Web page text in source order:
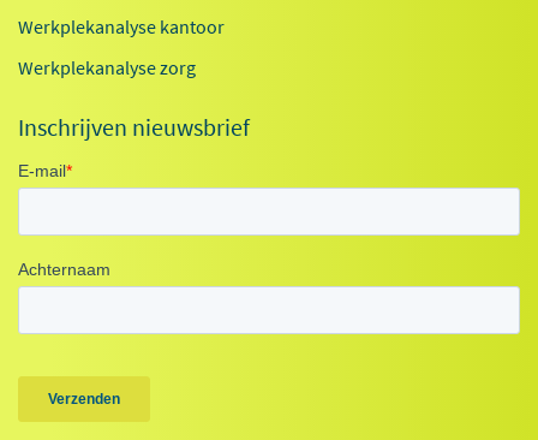
Werkplekanalyse kantoor
Werkplekanalyse zorg
Inschrijven nieuwsbrief